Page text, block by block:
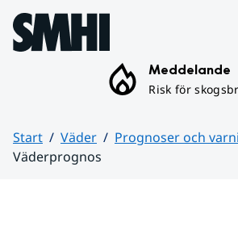
Hoppa till sidans innehåll
Meddelande
Risk för
Start Väder
Prognoser och
Väderprognos